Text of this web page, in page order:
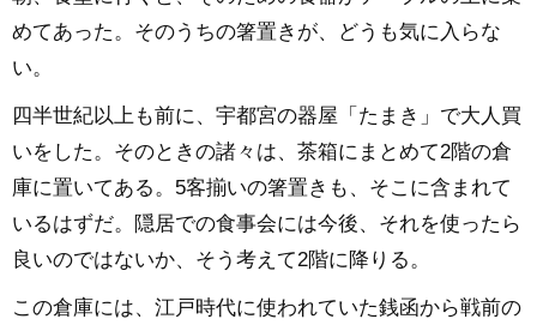
めてあった。そのうちの箸置きが、どうも気に入らな
い。
四半世紀以上も前に、宇都宮の器屋「たまき」で大人買
いをした。そのときの諸々は、茶箱にまとめて2階の倉
庫に置いてある。5客揃いの箸置きも、そこに含まれて
いるはずだ。隠居での食事会には今後、それを使ったら
良いのではないか、そう考えて2階に降りる。
この倉庫には、江戸時代に使われていた銭函から戦前の